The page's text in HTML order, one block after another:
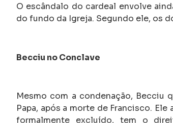
O escândalo do cardeal envolve
do fundo da Igreja. Segundo ele, os
Becciu no Conclave
Mesmo com a condenação,
Papa, após a morte de Francisco.
formalmente excluído, tem o